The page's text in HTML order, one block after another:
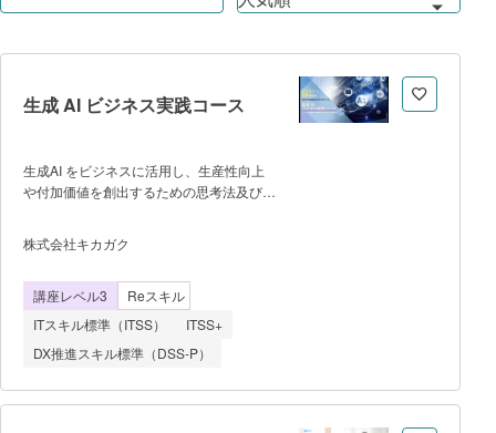
生成 AI ビジネス実践コース
生成AI をビジネスに活用し、生産性向上
や付加価値を創出するための思考法及び技
標】 ・生成 AI でできることとできな
いことを理解している状態 ・生成 AI
務での生成 AI の応用を検討できる、導入
するために必要な知識を得ている状
態 【対象者】 ・IT 分野の知識
はないが、生成 AI を使用してみたい
検討しているが、生成 AI や使い方がわか
株式会社キカガク
講座レベル3
Reスキル
ITスキル標準（ITSS）
ITSS+
DX推進スキル標準（DSS-P）